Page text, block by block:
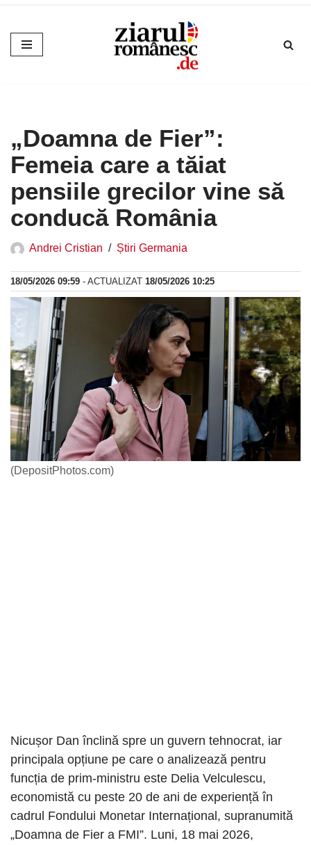
Sari
la
„Doamna de Fier”:
Femeia care a tăiat
pensiile grecilor vine să
conducă România
Andrei Cristian Știri Germania
18/05/2026 09:59 - ACTUALIZAT 18/05/2026 10:25
(DepositPhotos.com)
Nicușor Dan înclină spre un guvern tehnocrat, iar
principala opțiune pe care o analizează pentru
funcția de prim-ministru este Delia Velculescu,
economistă cu peste 20 de ani de experiență în
cadrul Fondului Monetar Internațional, supranumită
„Doamna de Fier a FMI”. Luni, 18 mai 2026,